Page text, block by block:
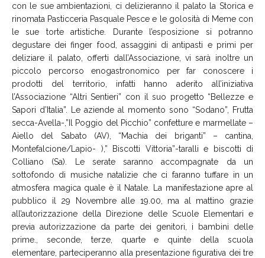
con le sue ambientazioni, ci delizieranno il palato la Storica e
rinomata Pasticceria Pasquale Pesce e le golosità di Meme con
le sue torte artistiche. Durante l’esposizione si potranno
degustare dei finger food, assaggini di antipasti e primi per
deliziare il palato, offerti dall’Associazione, vi sarà inoltre un
piccolo percorso enogastronomico per far conoscere i
prodotti del territorio, infatti hanno aderito all’iniziativa
l’Associazione “Altri Sentieri” con il suo progetto “Bellezze e
Sapori d’Italia”. Le aziende al momento sono “Sodano”, Frutta
secca-Avella-,”Il Poggio del Picchio” confetture e marmellate –
Aiello del Sabato (AV), “Machia dei briganti” – cantina,
Montefalcione/Lapio- ),” Biscotti Vittoria”-taralli e biscotti di
Colliano (Sa). Le serate saranno accompagnate da un
sottofondo di musiche natalizie che ci faranno tuffare in un
atmosfera magica quale è il Natale. La manifestazione apre al
pubblico il 29 Novembre alle 19.00, ma al mattino grazie
all’autorizzazione della Direzione delle Scuole Elementari e
previa autorizzazione da parte dei genitori, i bambini delle
prime., seconde, terze, quarte e quinte della scuola
elementare, parteciperanno alla presentazione figurativa dei tre